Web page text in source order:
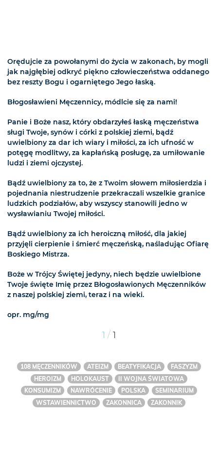
Orędujcie za powołanymi do życia w zakonach, by mogli
jak najgłębiej odkryć piękno człowieczeństwa oddanego
bez reszty Bogu i ogarniętego Jego łaską.
Błogosławieni Męczennicy, módlcie się za nami!
Panie i Boże nasz, który obdarzyłeś łaską męczeństwa
sługi Twoje, synów i córki z polskiej ziemi, bądź
uwielbiony za dar ich wiary i miłości, za ich ufność w
potęgę modlitwy, za kapłańską posługę, za umiłowanie
ludzi i ziemi ojczystej.
Bądź uwielbiony za to, że z Twoim słowem miłosierdzia i
pojednania niestrudzenie przekraczali wszelkie granice
ludzkich podziałów, aby wszyscy stanowili jedno w
wysławianiu Twojej miłości.
Bądź uwielbiony za ich heroiczną miłość, dla jakiej
przyjęli cierpienie i śmierć męczeńską, naśladując Ofiarę
Boskiego Mistrza.
Boże w Trójcy Świętej jedyny, niech będzie uwielbione
Twoje święte Imię przez Błogosławionych Męczenników
z naszej polskiej ziemi, teraz i na wieki.
opr. mg/mg
1 / 1
108 MĘCZENNIKÓW ATEIZM BEATYFIKACJA
FASZYZM
HEROIZM
HOLOKAUST
II WOJNA ŚWIATOWA
KONSUMIZM
NAWRÓCENIE POLSKA
SEMINARIUM
WSTAWIENNICTWO
ZAKONNICA ZAKONNIK